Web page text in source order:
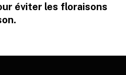
éviter les floraisons